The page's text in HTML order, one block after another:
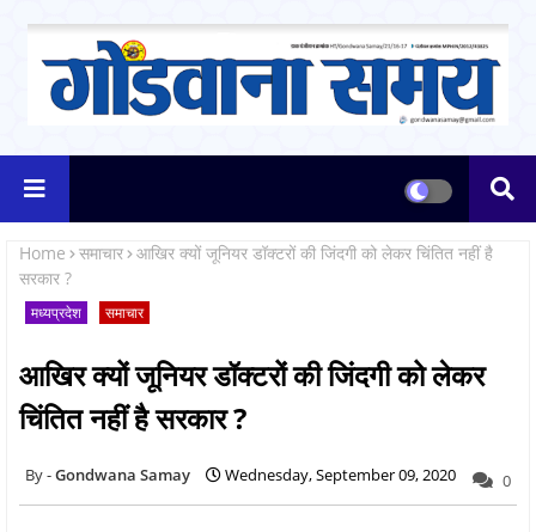
Home समाचार आखिर क्यों जूनियर डॉक्टरों की जिंदगी को लेकर चिंतित नहीं है
सरकार ?
मध्यप्रदेश समाचार
आखिर क्यों जूनियर डॉक्टरों की जिंदगी को लेकर
चिंतित नहीं है सरकार ?
Gondwana Samay Wednesday, September 09, 2020 0